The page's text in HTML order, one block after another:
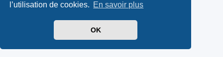
l’utilisation de cookies. En savoir plus
OK